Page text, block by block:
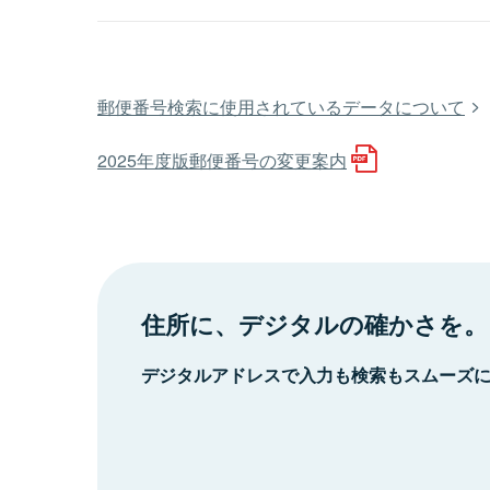
郵便番号検索に使用されているデータについて
2025年度版郵便番号の変更案内
住所に、デジタルの確かさを。
デジタルアドレスで入力も検索もスムーズ